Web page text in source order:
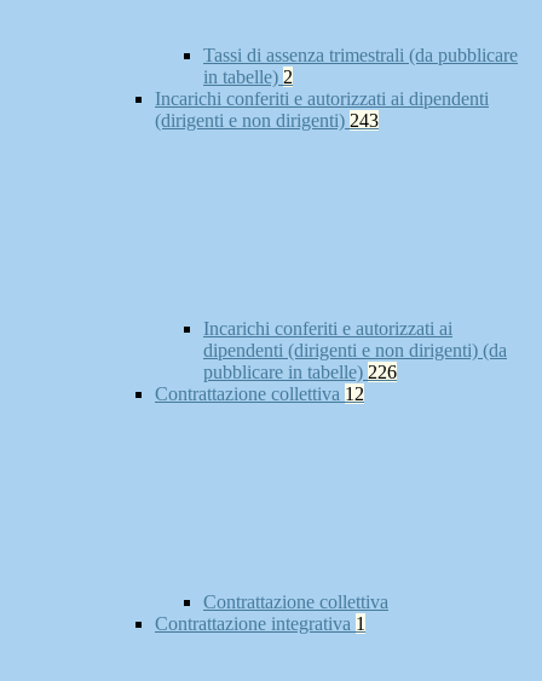
Tassi di assenza trimestrali (da pubblicare
in tabelle) 2
Incarichi conferiti e autorizzati ai dipendenti
(dirigenti e non dirigenti) 243
Incarichi conferiti e autorizzati ai
dipendenti (dirigenti e non dirigenti) (da
pubblicare in tabelle) 226
Contrattazione collettiva 12
Contrattazione collettiva
Contrattazione integrativa 1